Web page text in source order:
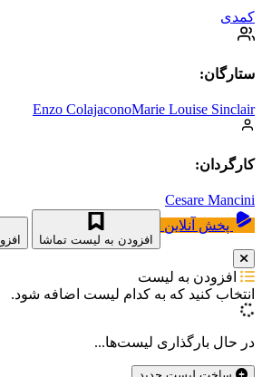
کمدی
ستارگان:
Enzo ColajaconoMarie Louise Sinclair
کارگردان:
Cesare Mancini
پخش آنلاین
افزودن به لیست تماشا
افزودن به لیست
انتخاب کنید که به کدام لیست اضافه شود.
در حال بارگذاری لیست‌ها...